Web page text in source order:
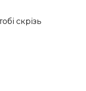
скрізь